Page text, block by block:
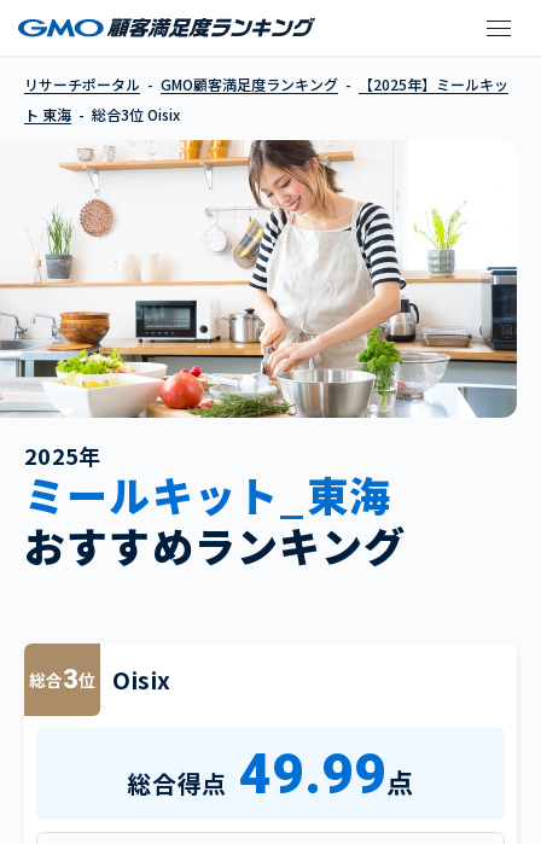
リサーチポータル GMO顧客満足度ランキング
【2025年】ミールキッ
ト 東海
総合3位 Oisix
2025年
ミールキット_東海
おすすめランキング
総合3位 Oisix
総合得点 49.99点